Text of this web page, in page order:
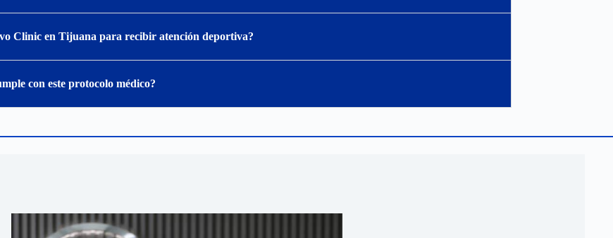
Clinic en Tijuana para recibir atención deportiva?
con este protocolo médico?